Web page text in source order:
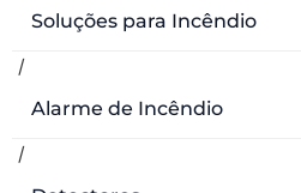
Soluções para Incêndio
/
Alarme de Incêndio
/